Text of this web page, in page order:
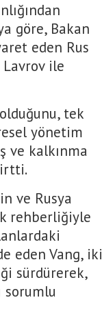
göre, Bakan
eden Rus
Lavrov ile
tek
yönetim
ve kalkınma
ve Rusya
rehberliğiyle
eden Vang, iki
sürdürerek,
sorumlu